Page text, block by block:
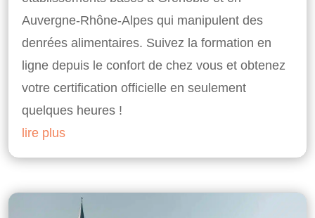
Auvergne-Rhône-Alpes qui manipulent des
denrées alimentaires. Suivez la formation en
ligne depuis le confort de chez vous et obtenez
votre certification officielle en seulement
quelques heures !
lire plus